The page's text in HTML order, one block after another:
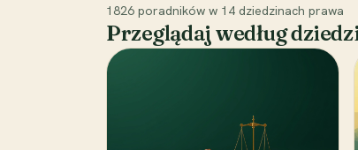
1826 poradników w 14 dziedzinach prawa
Przeglądaj według